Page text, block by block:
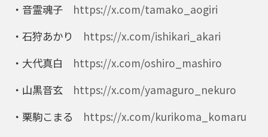
・音霊魂子 https://x.com/tamako_aogiri
・石狩あかり https://x.com/ishikari_akari
・大代真白 https://x.com/oshiro_mashiro
・山黒音玄 https://x.com/yamaguro_nekuro
・栗駒こまる https://x.com/kurikoma_komaru